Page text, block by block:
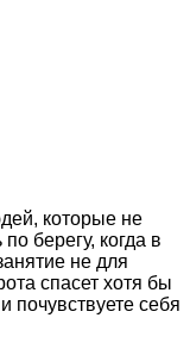
которые не
берегу, когда в
не для
спасет хотя бы
почувствуете себя